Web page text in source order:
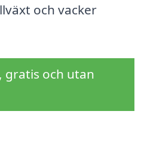
och vacker
gratis och utan